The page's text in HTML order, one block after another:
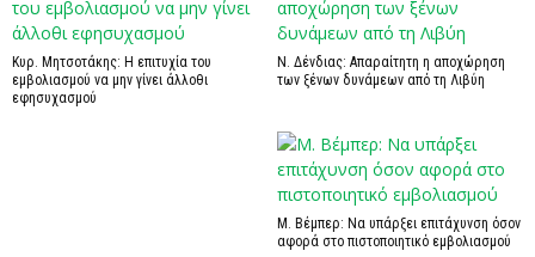
Κυρ. Μητσοτάκης: Η επιτυχία του
εμβολιασμού να μην γίνει άλλοθι
εφησυχασμού
Ν. Δένδιας: Απαραίτητη η αποχώρηση
των ξένων δυνάμεων από τη Λιβύη
Μ. Βέμπερ: Να υπάρξει επιτάχυνση όσον
αφορά στο πιστοποιητικό εμβολιασμού